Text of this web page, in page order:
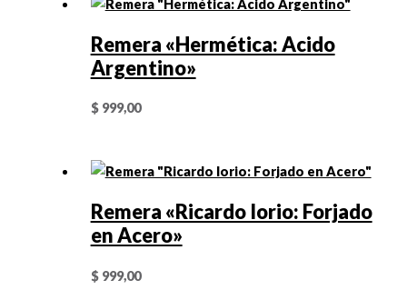
Remera «Hermética: Acido
Argentino»
$999,00
Remera «Ricardo Iorio: Forjado
en Acero»
$999,00